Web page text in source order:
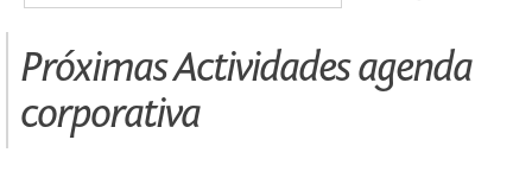
Próximas Actividades agenda
corporativa